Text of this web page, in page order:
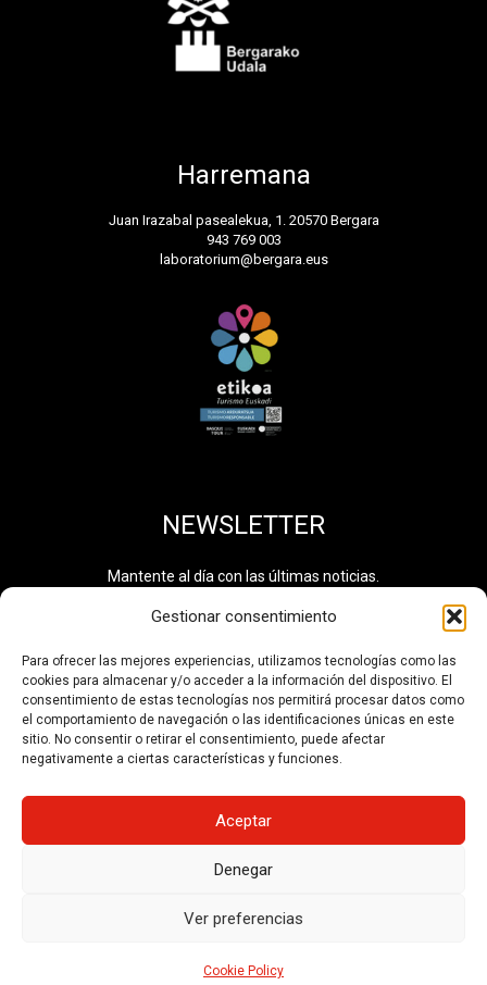
Gestionar consentimiento
Para ofrecer las mejores experiencias, utilizamos tecnologías como las
cookies para almacenar y/o acceder a la información del dispositivo. El
consentimiento de estas tecnologías nos permitirá procesar datos como
el comportamiento de navegación o las identificaciones únicas en este
sitio. No consentir o retirar el consentimiento, puede afectar
negativamente a ciertas características y funciones.
Aceptar
Denegar
Ver preferencias
Cookie Policy
Harremana
Juan Irazabal pasealekua, 1. 20570 Bergara
943 769 003
laboratorium@bergara.eus
NEWSLETTER
Mantente al día con las últimas noticias.
He leído y acepto lapolítica de privacidad . Información
adicional disponible en elRegistro de Actividades de
Tratamiento de Datos. Número de tratamiento: 0710.
SUSCRIBIRSE
© No se pueden reutilizar los contenidos de esta web sin